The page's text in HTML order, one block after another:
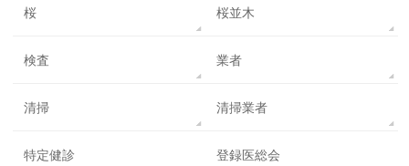
桜 桜並木
検査 業者
清掃 清掃業者
特定健診 登録医総会